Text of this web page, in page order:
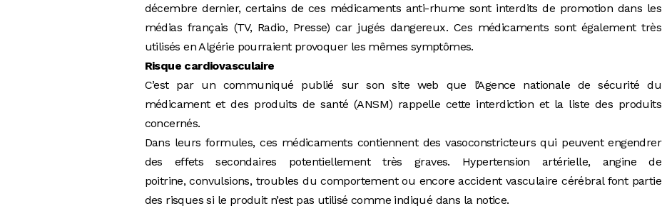
décembre dernier, certains de ces médicaments anti-rhume sont interdits de promotion dans les
médias français (TV, Radio, Presse) car jugés dangereux. Ces médicaments sont également très
utilisés en Algérie pourraient provoquer les mêmes symptômes.
Risque cardiovasculaire
C’est par un communiqué publié sur son site web que l’Agence nationale de sécurité du
médicament et des produits de santé (ANSM) rappelle cette interdiction et la liste des produits
concernés.
Dans leurs formules, ces médicaments contiennent des vasoconstricteurs qui peuvent engendrer
des effets secondaires potentiellement très graves. Hypertension artérielle, angine de
poitrine, convulsions, troubles du comportement ou encore accident vasculaire cérébral font partie
des risques si le produit n’est pas utilisé comme indiqué dans la notice.